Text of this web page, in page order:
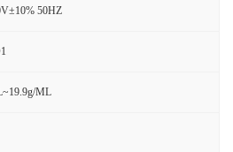
50HZ
ML